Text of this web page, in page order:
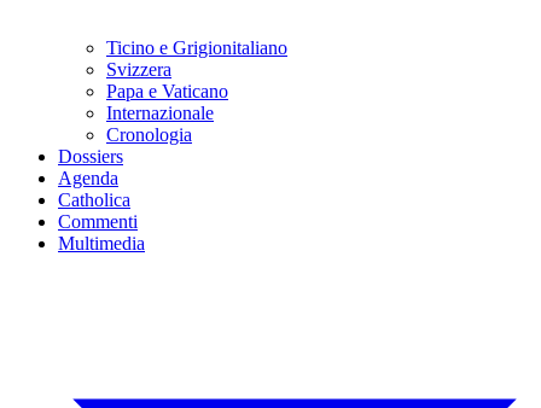
Ticino e Grigionitaliano
Svizzera
Papa e Vaticano
Internazionale
Cronologia
Dossiers
Agenda
Catholica
Commenti
Multimedia